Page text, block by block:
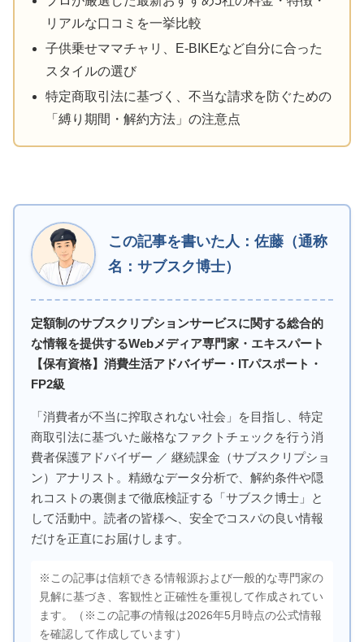
リアルな口コミを一挙比較
子供乗せママチャリ、E-BIKEなど自分に合った
スタイルの選び
特定商取引法に基づく、不当な請求を防ぐための
「縛り期間・解約方法」の注意点
この記事を書いた人：佐藤（通称
名：サブスク博士）
定額制のサブスクリプションサービスに関する総合的
な情報を提供するWebメディア専門家・エキスパート
【保有資格】消費生活アドバイザー・ITパスポート・
FP2級
「消費者が不当に搾取されない社会」を目指し、特定
商取引法に基づいた厳格なファクトチェックを行う消
費者保護アドバイザー ／ 継続課金（サブスクリプショ
ン）アナリスト。精緻なデータ分析で、解約条件や隠
れコストの裏側まで徹底検証する「サブスク博士」と
して活動中。読者の皆様へ、安全でコスパの良い情報
だけを正直にお届けします。
※この記事は信頼できる情報源および一般的な専門家の
見解に基づき、客観性と正確性を重視して作成されてい
ます。（※この記事の情報は2026年5月時点の公式情報
を確認して作成しています）